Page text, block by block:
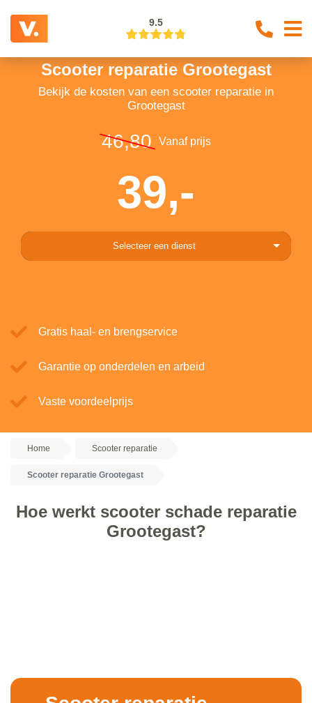
9.5
Scooter reparatie Grootegast
Bekijk de kosten van een scooter reparatie in
Grootegast
46,80 Vanaf prijs
39,-
Selecteer een dienst
Gratis haal- en brengservice
Garantie op onderdelen en arbeid
Vaste voordeelprijs
Home Scooter reparatie
Scooter reparatie Grootegast
Hoe werkt scooter schade reparatie
Grootegast?